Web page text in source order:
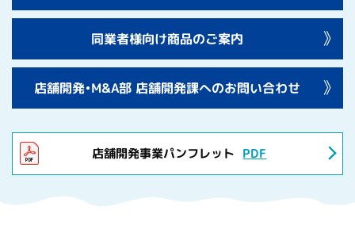
同業者様向け商品のご案内
店舗開発•M&A部 店舗開発課へのお問い合わせ
店舗開発事業パンフレット PDF